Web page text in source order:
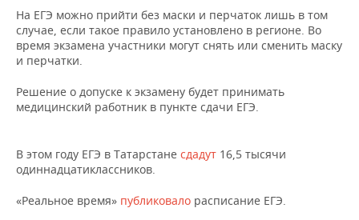
ОТКРЫТАЯ ЛЕКЦИЯ
БАСКЕТБОЛ
ВОЛЕЙБОЛ
КИБЕРСПОРТ
ВОДНЫЕ ВИДЫ СПОРТА
ХОККЕЙ С МЯЧОМ
ИНФРАСТРУКТУРА
ИСТОРИЯ
КУЛЬТУРА
ОБРАЗОВАНИЕ
ПРОИСШЕСТВИЯ
СПРАВОЧНИК
СПИСОК ПЕРСОН
СПИСОК КОМПАНИЙ
ПОЛНАЯ ВЕРСИЯ
На ЕГЭ можно прийти без маски и перчаток лишь в том
случае, если такое правило установлено в регионе. Во
время экзамена участники могут снять или сменить маску
и перчатки.
Решение о допуске к экзамену будет принимать
медицинский работник в пункте сдачи ЕГЭ.
В этом году ЕГЭ в Татарстане сдадут 16,5 тысячи
одиннадцатиклассников.
«Реальное время» публиковало расписание ЕГЭ.